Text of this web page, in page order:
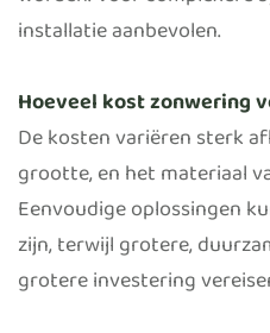
installatie aanbevolen.
Hoeveel kost zonwering
De kosten variëren sterk
grootte, en het materiaal
Eenvoudige oplossingen
zijn, terwijl grotere,
grotere investering